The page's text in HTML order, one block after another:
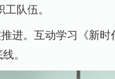
队伍。
进。 互动学习《新时
。